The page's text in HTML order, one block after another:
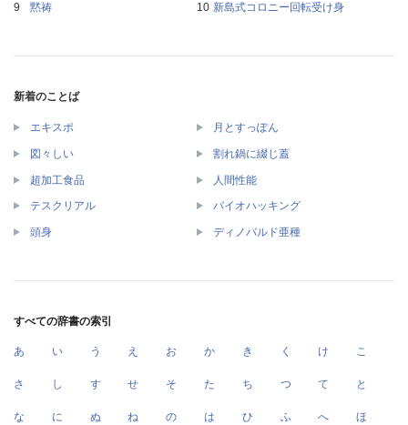
黙祷
新島式コロニー回転受け身
新着のことば
エキスポ 月とすっぽん
図々しい 割れ鍋に綴じ蓋
超加工食品 人間性能
テスクリアル バイオハッキング
頭身 ディノバルド亜種
すべての辞書の索引
あ い う え お か き く け こ
さ し す せ そ た ち つ て と
な に ぬ ね の は ひ ふ へ ほ